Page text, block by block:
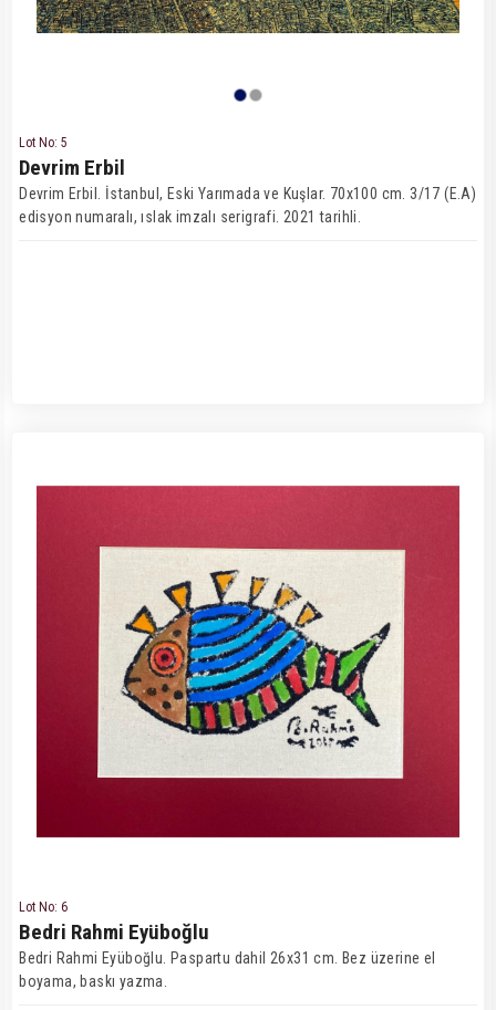
Lot No: 5
Devrim Erbil
Devrim Erbil. İstanbul, Eski Yarımada ve Kuşlar. 70x100 cm. 3/17 (E.A)
edisyon numaralı, ıslak imzalı serigrafi. 2021 tarihli.
Lot No: 6
Bedri Rahmi Eyüboğlu
Bedri Rahmi Eyüboğlu. Paspartu dahil 26x31 cm. Bez üzerine el
boyama, baskı yazma.